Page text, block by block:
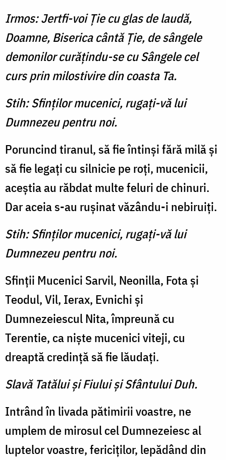
Irmos: Jertfi-voi Ţie cu glas de laudă,
Doamne, Biserica cântă Ţie, de sângele
demonilor curăţindu-se cu Sângele cel
curs prin milostivire din coasta Ta.
Stih: Sfinţilor mucenici, rugaţi-vă lui
Dumnezeu pentru noi.
Poruncind tiranul, să fie în­tinşi fără milă şi
să fie legaţi cu silnicie pe roţi, mucenicii,
aceştia au răbdat multe feluri de chinuri.
Dar aceia s-au ruşinat văzându-i nebiruiţi.
Stih: Sfinţilor mucenici, rugaţi-vă lui
Dumnezeu pentru noi.
Sfinţii Mucenici Sarvil, Neonilla, Fota şi
Teodul, Vil, Ierax, Evnichi şi
Dumnezeiescul Nita, împreună cu
Terentie, ca nişte mucenici viteji, cu
dreaptă credinţă să fie lăudaţi.
Slavă Tatălui şi Fiului şi Sfântului Duh.
Intrând în livada pătimirii voastre, ne
umplem de mirosul cel Dumnezeiesc al
luptelor voas­tre, fericiţilor, lepădând din